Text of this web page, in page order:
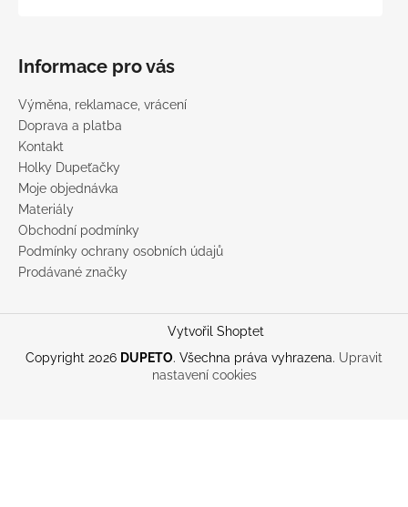
Informace pro vás
Výměna, reklamace, vrácení
Doprava a platba
Kontakt
Holky Dupeťačky
Moje objednávka
Materiály
Obchodní podmínky
Podmínky ochrany osobních údajů
Prodávané značky
Vytvořil Shoptet
Copyright 2026 DUPETO. Všechna práva vyhrazena. Upravit
nastavení cookies